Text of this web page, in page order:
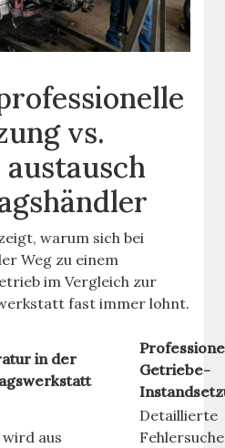
vs.
warum sich bei
Weg zu einem
im Vergleich zur
fast immer lohnt.
in der
Getriebe-
aus
Detaillierte